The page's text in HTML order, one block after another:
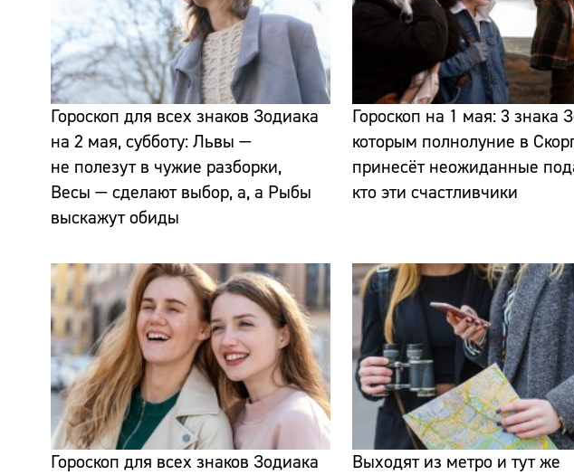
Гороскоп для всех знаков Зодиака
на 2 мая, субботу: Львы —
не полезут в чужие разборки,
Весы — сделают выбор, а, а Рыбы
выскажут обиды
Гороскоп на 1 мая: 3 знака
которым полнолуние в
принесёт неожиданные
кто эти счастливчики
Гороскоп для всех знаков Зодиака
Выходят из метро и тут же